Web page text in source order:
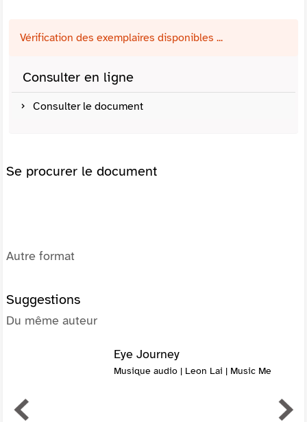
Vérification des exemplaires disponibles ...
Consulter en ligne
Consulter le document
Se procurer le document
Autre format
Suggestions
Du même auteur
Eye Journey
Musique audio | Leon Lai | Music Me